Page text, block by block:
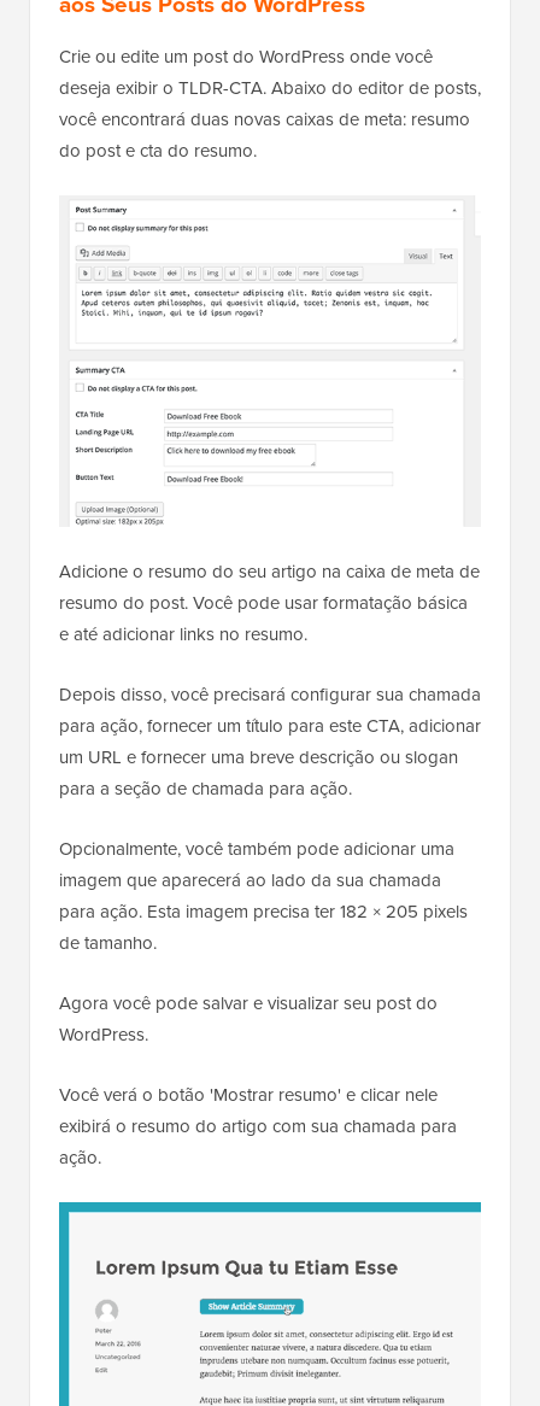
Crie ou edite um post do WordPress onde você
deseja exibir o TLDR-CTA. Abaixo do editor de posts,
você encontrará duas novas caixas de meta: resumo
do post e cta do resumo.
Adicione o resumo do seu artigo na caixa de meta de
resumo do post. Você pode usar formatação básica
e até adicionar links no resumo.
Depois disso, você precisará configurar sua chamada
para ação, fornecer um título para este CTA, adicionar
um URL e fornecer uma breve descrição ou slogan
para a seção de chamada para ação.
Opcionalmente, você também pode adicionar uma
imagem que aparecerá ao lado da sua chamada
para ação. Esta imagem precisa ter 182 × 205 pixels
de tamanho.
Agora você pode salvar e visualizar seu post do
WordPress.
Você verá o botão 'Mostrar resumo' e clicar nele
exibirá o resumo do artigo com sua chamada para
ação.